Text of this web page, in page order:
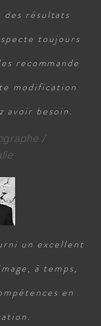
résultats
toujours
recommande
modification
avoir besoin.
/
un excellent
à temps,
en